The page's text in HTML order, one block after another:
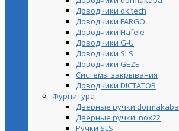
Доводчики dk tech
Доводчики FARGO
Доводчики Hafele
Доводчики G-U
Доводчики SLS
Доводчики GEZE
Cистемы закрывания
Доводчики DICTATOR
Фурнитура
Дверные ручки dormakaba
Дверные ручки inox22
Ручки SLS